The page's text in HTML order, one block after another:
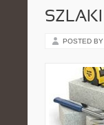
POSTED BY